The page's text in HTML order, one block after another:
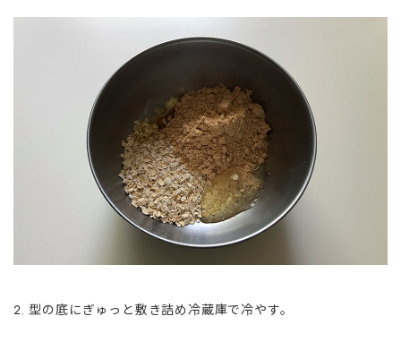
型の底にぎゅっと敷き詰め冷蔵庫で冷やす。